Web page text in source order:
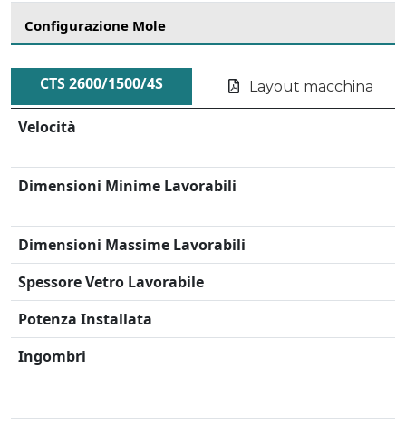
Configurazione Mole
CTS 2600/1500/4S Layout macchina
Velocità
Dimensioni Minime Lavorabili
Dimensioni Massime Lavorabili
Spessore Vetro Lavorabile
Potenza Installata
Ingombri